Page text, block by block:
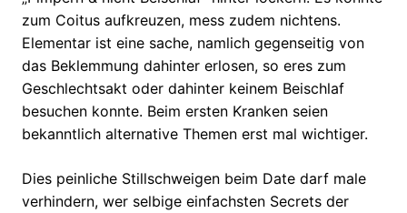
zum Coitus aufkreuzen, mess zudem nichtens.
Elementar ist eine sache, namlich gegenseitig von
das Beklemmung dahinter erlosen, so eres zum
Geschlechtsakt oder dahinter keinem Beischlaf
besuchen konnte. Beim ersten Kranken seien
bekanntlich alternative Themen erst mal wichtiger.
Dies peinliche Stillschweigen beim Date darf male
verhindern, wer selbige einfachsten Secrets der